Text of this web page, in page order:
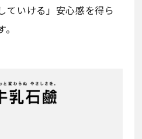
ていける」安心感を得ら